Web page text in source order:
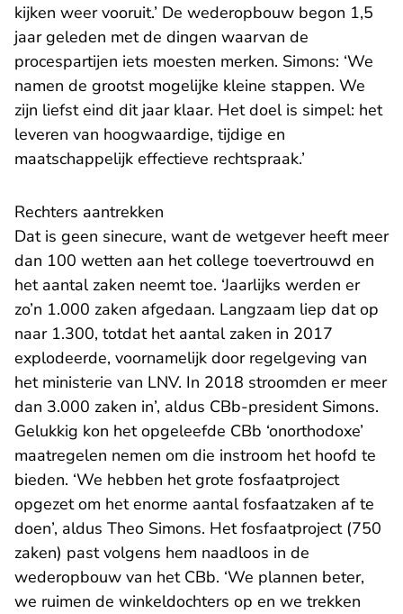
kijken weer vooruit.’ De wederopbouw begon 1,5
jaar geleden met de dingen waarvan de
procespartijen iets moesten merken. Simons: ‘We
namen de grootst mogelijke kleine stappen. We
zijn liefst eind dit jaar klaar. Het doel is simpel: het
leveren van hoogwaardige, tijdige en
maatschappelijk effectieve rechtspraak.’
Rechters aantrekken
Dat is geen sinecure, want de wetgever heeft meer
dan 100 wetten aan het college toevertrouwd en
het aantal zaken neemt toe. ‘Jaarlijks werden er
zo’n 1.000 zaken afgedaan. Langzaam liep dat op
naar 1.300, totdat het aantal zaken in 2017
explodeerde, voornamelijk door regelgeving van
het ministerie van LNV. In 2018 stroomden er meer
dan 3.000 zaken in’, aldus CBb-president Simons.
Gelukkig kon het opgeleefde CBb ‘onorthodoxe’
maatregelen nemen om die instroom het hoofd te
bieden. ‘We hebben het grote fosfaatproject
opgezet om het enorme aantal fosfaatzaken af te
doen’, aldus Theo Simons. Het fosfaatproject (750
zaken) past volgens hem naadloos in de
wederopbouw van het CBb. ‘We plannen beter,
we ruimen de winkeldochters op en we trekken